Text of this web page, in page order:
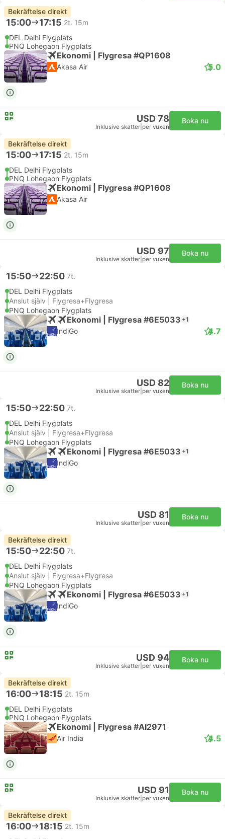
Bekräftelse direkt
15:00 17:15 2t. 15m
DEL Delhi Flygplats
PNQ Lohegaon Flygplats
Ekonomi | Flygresa #QP1608
Akasa Air 5.0
USD 78
Inklusive skatter per vuxen
Boka nu
Bekräftelse direkt
15:00 17:15 2t. 15m
DEL Delhi Flygplats
PNQ Lohegaon Flygplats
Ekonomi | Flygresa #QP1608
Akasa Air
USD 97
Inklusive skatter per vuxen
Boka nu
15:50 22:50 7t.
DEL Delhi Flygplats
Anslut själv | Flygresa+Flygresa
PNQ Lohegaon Flygplats
Ekonomi | Flygresa #6E5033 +1
IndiGo 4.7
USD 82
Inklusive skatter per vuxen
Boka nu
15:50 22:50 7t.
DEL Delhi Flygplats
Anslut själv | Flygresa+Flygresa
PNQ Lohegaon Flygplats
Ekonomi | Flygresa #6E5033 +1
IndiGo
USD 81
Inklusive skatter per vuxen
Boka nu
Bekräftelse direkt
15:50 22:50 7t.
DEL Delhi Flygplats
Anslut själv | Flygresa+Flygresa
PNQ Lohegaon Flygplats
Ekonomi | Flygresa #6E5033 +1
IndiGo
USD 94
Inklusive skatter per vuxen
Boka nu
Bekräftelse direkt
16:00 18:15 2t. 15m
DEL Delhi Flygplats
PNQ Lohegaon Flygplats
Ekonomi | Flygresa #AI2971
Air India 4.5
USD 91
Inklusive skatter per vuxen
Boka nu
Bekräftelse direkt
16:00 18:15 2t. 15m